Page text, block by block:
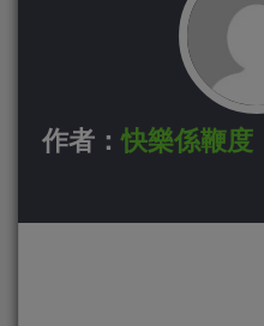
作者：快樂係鞭度